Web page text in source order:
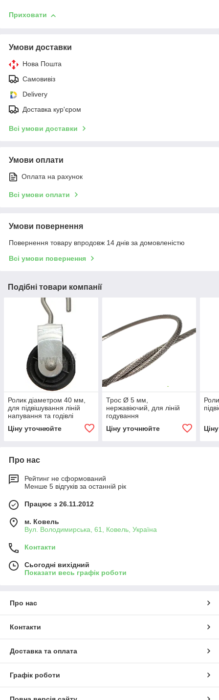
Приховати
Умови доставки
Нова Пошта
Самовивіз
Delivery
Доставка кур'єром
Всі умови доставки
Умови оплати
Оплата на рахунок
Всі умови оплати
Умови повернення
Повернення товару впродовж 14 днів за домовленістю
Всі умови повернення
Подібні товари компанії
Ролик діаметром 40 мм,
для підвішування ліній
напування та годівлі
Ціну уточнюйте
Трос Ø 5 мм,
нержавіючий, для ліній
годування
Ціну уточнюйте
Про нас
Рейтинг не сформований
Менше 5 відгуків за останній рік
Працює з 26.11.2012
м. Ковель
Вул. Володимирська, 61, Ковель, Україна
Контакти
Сьогодні вихідний
Показати весь графік роботи
Про нас
Контакти
Доставка та оплата
Графік роботи